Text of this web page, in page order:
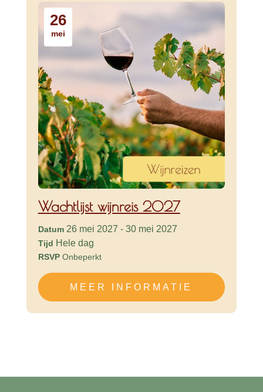
26
mei
Wachtlijst wijnreis 2027
Datum 26 mei 2027 - 30 mei 2027
Tijd Hele dag
RSVP Onbeperkt
MEER INFORMATIE